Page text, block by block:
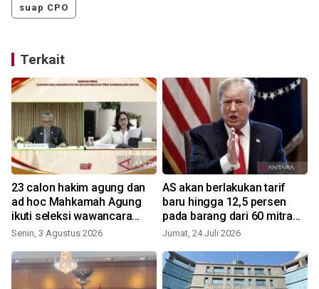
suap CPO
Terkait
23 calon hakim agung dan
ad hoc Mahkamah Agung
ikuti seleksi wawancara
akhir
Senin, 3 Agustus 2026
AS akan berlakukan tarif
baru hingga 12,5 persen
pada barang dari 60 mitra
dagang
Jumat, 24 Juli 2026